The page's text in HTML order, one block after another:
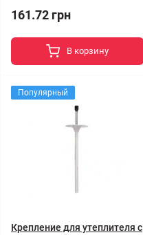
161.72 грн
В корзину
Популярный
Крепление для утеплителя с